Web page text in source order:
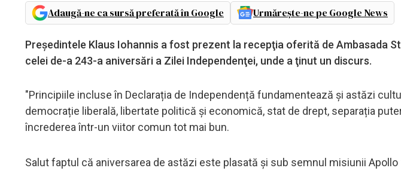
Adaugă-ne ca sursă preferată în Google Urmărește-ne pe Google News
Preşedintele Klaus Iohannis a fost prezent la recepţia oferită de Ambasada
celei de-a 243-a aniversări a Zilei Independenţei, unde a ţinut un discurs.
"Principiile incluse în Declarația de Independență fundamentează și astăzi
democrație liberală, libertate politică și economică, stat de drept, separația
încrederea într-un viitor comun tot mai bun.
Salut faptul că aniversarea de astăzi este plasată și sub semnul misiunii